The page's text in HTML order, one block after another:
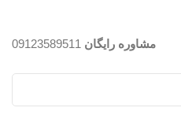
مشاوره رایگان